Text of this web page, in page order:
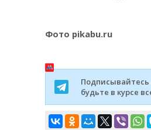
Фото pikabu.ru
будьте в курсе